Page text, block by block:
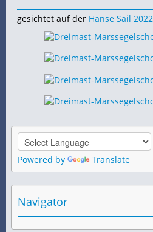
gesichtet auf der Hanse Sail 2022
Powered by Translate
Navigator